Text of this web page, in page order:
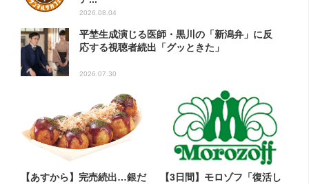
2026.08.04
平埜生成演じる医師・黒川の「新潟弁」に反
応する視聴者続出「グッときた」
2026.07.30
【あすから】完売続出…銀だ
【3日間】モロゾフ「復活し